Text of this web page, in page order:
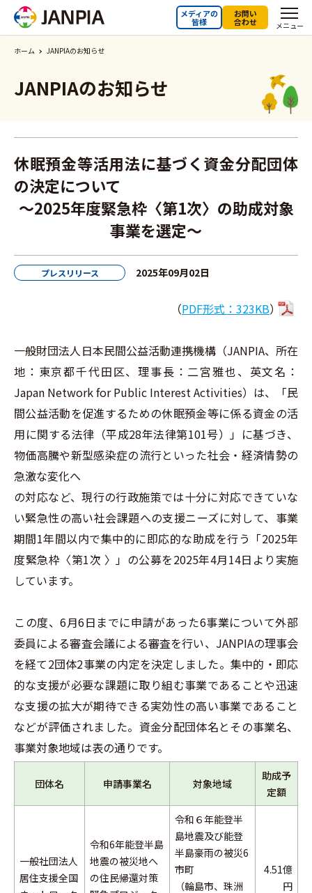
メニュー
メディアの
皆様
お問い
合わせ
ホーム JANPIAのお知らせ
JANPIAのお知らせ
休眠預金等活用法に基づく資金分配団体
の決定について
～2025年度緊急枠〈第1次〉の助成対象
事業を選定～
プレスリリース 2025年09月02日
（PDF形式：323KB）
一般財団法人日本民間公益活動連携機構（JANPIA、所在
地：東京都千代田区、理事長：二宮雅也、英文名：
Japan Network for Public Interest Activities）は、「民
間公益活動を促進するための休眠預金等に係る資金の活
用に関する法律（平成28年法律第101号）」に基づき、
物価高騰や新型感染症の流行といった社会・経済情勢の
急激な変化へ
の対応など、現行の行政施策では十分に対応できていな
い緊急性の高い社会課題への支援ニーズに対して、事業
期間1年間以内で集中的に即応的な助成を行う「2025年
度緊急枠〈第1次 〉」の公募を2025年4月14日より実施
しています。
この度、6月6日までに申請があった6事業について外部
委員による審査会議による審査を行い、JANPIAの理事会
を経て2団体2事業の内定を決定しました。集中的・即応
的な支援が必要な課題に取り組む事業であることや迅速
な支援の拡大が期待できる実効性の高い事業であること
などが評価されました。資金分配団体名とその事業名、
事業対象地域は表の通りです。
団体名 申請事業名 対象地域
助成予
定額
一般社団法人
居住支援全国
令和6年能登半島
地震の被災地へ
の住民帰還対策
令和６年能登半
島地震及び能登
半島豪雨の被災6
市町
（輪島市、珠洲
4.51億
円